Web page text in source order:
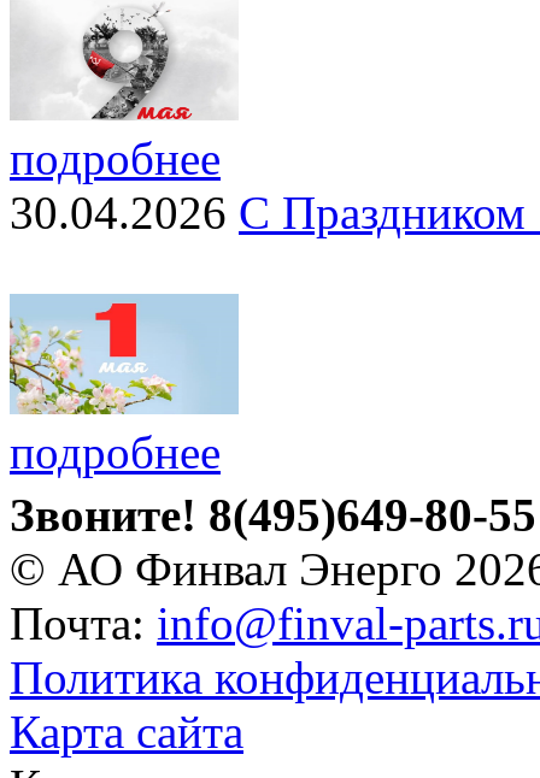
подробнее
30.04.2026 С
подробнее
Звоните! 8(495)649-80-55
© АО Финвал Энерго
Почта: info@finval-
Политика
Карта сайта